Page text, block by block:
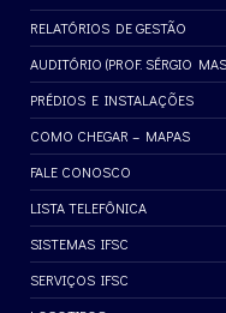
RELATÓRIOS DE GESTÃO
AUDITÓRIO (PROF. SÉRGIO
PRÉDIOS E INSTALAÇÕES
COMO CHEGAR – MAPAS
FALE CONOSCO
LISTA TELEFÔNICA
SISTEMAS IFSC
SERVIÇOS IFSC